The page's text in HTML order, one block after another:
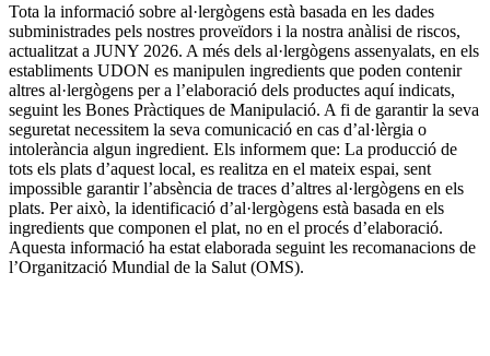
Tota la informació sobre al·lergògens està basada en les dades
subministrades pels nostres proveïdors i la nostra anàlisi de riscos,
actualitzat a JUNY 2026. A més dels al·lergògens assenyalats, en els
establiments UDON es manipulen ingredients que poden contenir
altres al·lergògens per a l’elaboració dels productes aquí indicats,
seguint les Bones Pràctiques de Manipulació. A fi de garantir la seva
seguretat necessitem la seva comunicació en cas d’al·lèrgia o
intolerància algun ingredient. Els informem que: La producció de
tots els plats d’aquest local, es realitza en el mateix espai, sent
impossible garantir l’absència de traces d’altres al·lergògens en els
plats. Per això, la identificació d’al·lergògens està basada en els
ingredients que componen el plat, no en el procés d’elaboració.
Aquesta informació ha estat elaborada seguint les recomanacions de
l’Organització Mundial de la Salut (OMS).